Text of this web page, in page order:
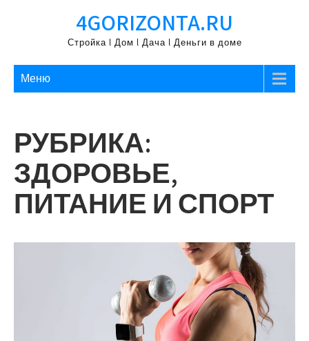
содержимому
4GORIZONTA.RU
Стройка l Дом l Дача l Деньги в доме
Меню
РУБРИКА:
ЗДОРОВЬЕ,
ПИТАНИЕ И СПОРТ